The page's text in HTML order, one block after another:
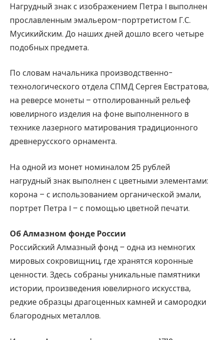
Нагрудный знак с изображением Петра I выполнен
прославленным эмальером-портретистом Г.С.
Мусикийским. До наших дней дошло всего четыре
подобных предмета.
По словам начальника производственно-
технологического отдела СПМД Сергея Евстратова,
на реверсе монеты – отполированный рельеф
ювелирного изделия на фоне выполненного в
технике лазерного матирования традиционного
древнерусского орнамента.
На одной из монет номиналом 25 рублей
нагрудный знак выполнен с цветными элементами:
корона – с использованием органической эмали,
портрет Петра I – с помощью цветной печати.
Об Алмазном фонде России
Российский Алмазный фонд – одна из немногих
мировых сокровищниц, где хранятся коронные
ценности. Здесь собраны уникальные памятники
истории, произведения ювелирного искусства,
редкие образцы драгоценных камней и самородки
благородных металлов.